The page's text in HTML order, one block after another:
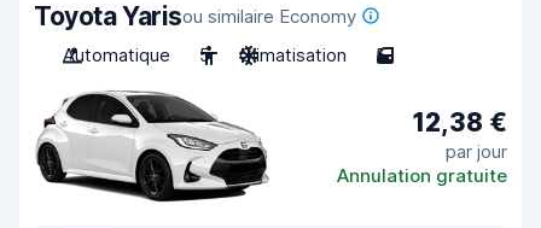
Toyota Yarisou similaire Economy
Automatique
5 Climatisation 5
12,38 €
par jour
Annulation gratuite